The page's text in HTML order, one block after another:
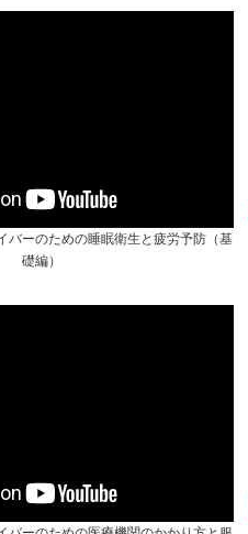
バーのための睡眠衛生と疲労予防（基
礎編）